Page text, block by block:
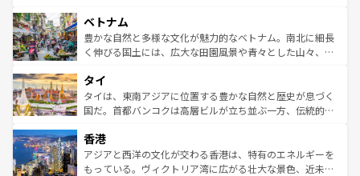
参照してほしい。
容にもいいと評判のスイーツなど、バラエティ豊かな料理
が味わえる。 なお、新着の台湾情報は コンテンツ一覧を参
照してほしい。
き、地方に足を延ばせば四季折々の自然美を楽しむことが
できる。そして、キムチや焼肉、絶品のストリートフード
まで、さまざまな韓国料理が待っている。夜には、韓国な
リティに包まれながら、韓国の多彩な魅力を心ゆくまで味
わってみてほしい。 なお、新着の韓国情報はコンテンツ一
覧を参照してほしい。
ベトナム
豊かな自然と多様な文化が魅力的なベトナム。南北に細長
く伸びる国土には、広大な田園風景や青々とした山々、世
急速な発展と共に伝統が息づく。ハノイの古い町並みやホ
ーチミン市のフランス統治時代の建物も、独特の雰囲気を
醸し出している。また、バラエティの豊かさとおいしさで
とつ。フォーやバインミー、ベトナムコーヒーなどは、ぜ
ひ現地で味わいたい。どの地域を訪れてもあたたかい人々
が旅行者を迎えてくれるので、きっと忘れられない旅にな
タイ
タイは、東南アジアに位置する豊かな自然と歴史が息づく
国だ。首都バンコクは高層ビルが立ち並ぶ一方、伝統的な
の活気が交差している。北部ではチェンマイなどの山岳地
帯で自然と触れ合い、南部ではプーケットやクラビの美し
いビーチでリゾート気分を楽しむことができる。タイ料理
香港
アジアと西洋の文化が交わる香港は、特有のエネルギーを
もっている。ヴィクトリア湾に広がる壮大な景色、近未来